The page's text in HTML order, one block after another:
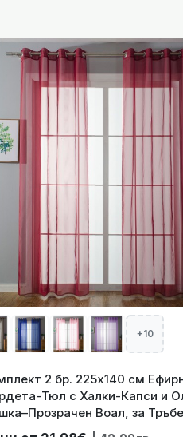
+10
2 бр. 225х140 см
Тюл с Халки-Капси и
Воал, за
Цвят Бордо, код-203322-
с Халки-Капси и
Тръбен Корниз
с Халки-Капси и
Тръбен
с Халки-Капси и